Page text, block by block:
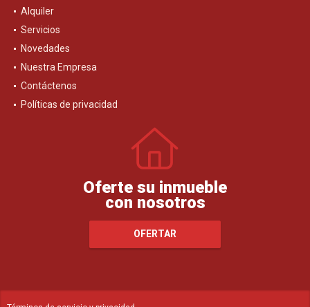
Alquiler
Servicios
Novedades
Nuestra Empresa
Contáctenos
Políticas de privacidad
Oferte su inmueble
con nosotros
OFERTAR